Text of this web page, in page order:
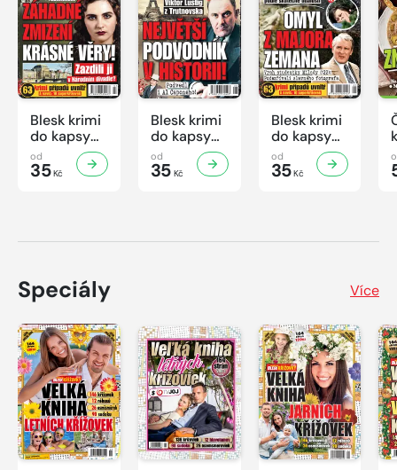
Blesk krimi
do kapsy
č.7/2026
od
35Kč
Blesk krimi
do kapsy
č.6/2026
od
35Kč
Blesk krimi
do kapsy
č.5/2026
od
35Kč
Speciály Více